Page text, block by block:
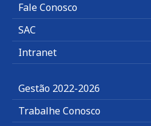
Fale Conosco
SAC
Intranet
Gestão 2022-2026
Trabalhe Conosco